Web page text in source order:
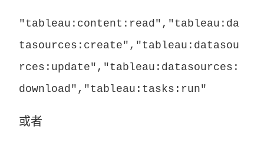
"tableau:content:read","tableau:da
tasources:create","tableau:datasou
rces:update","tableau:datasources:
download","tableau:tasks:run"
或者